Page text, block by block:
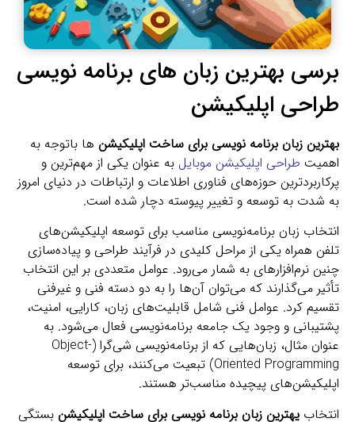
برسی بهترین زبان های برنامه نویسی
طراحی اپلیکیشن‌
بهترین زبان برنامه نویسی برای ساخت اپلیکیشن ها باتوجه به
اهمیت طراحی اپلیکیشن موبایل به عنوان یکی از مهم‌ترین و
پرکاربردترین حوزه‌های فناوری اطلاعات و ارتباطات در دنیای امروز
به شدت به توسعه و تغییر پیوسته دچار شده است.
انتخاب زبان برنامه‌نویسی مناسب برای توسعه اپلیکیشن‌های
تلفن همراه یکی از مراحل کلیدی در فرآیند طراحی و پیاده‌سازی
چنین نرم‌افزارهای به شمار می‌رود. عوامل متعددی بر این انتخاب
تأثیر می‌گذارند که می‌توان آن‌ها را به دو دسته فنی و غیرفنی
تقسیم کرد. عوامل فنی شامل قابلیت‌های زبان، کارایی، امنیت،
پشتیبانی و وجود یک جامعه برنامه‌نویسی فعال می‌شود. به
عنوان مثال، زبان‌هایی که از برنامه‌نویسی شی‌گرا (Object-
Oriented Programming) تبعیت می‌کنند، برای توسعه
اپلیکیشن‌های پیچیده مناسب‌تر هستند.
انتخاب یهترین زبان برنامه نویسی برای ساخت اپلیکیشن بستگی